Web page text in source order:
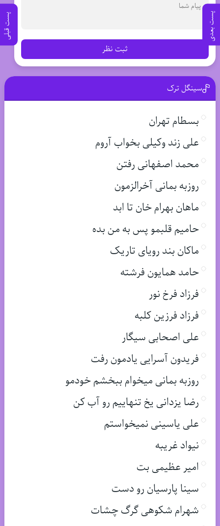
پست بعدی پست قبلی
ثبت نظر
سینگل ترک
بسطام تهران
علی زند وکیلی بخواب آروم
محمد اصفهانی رفتن
روزبه بمانی آخرالزمون
ماهان بهرام خان تا ابد
حامیم قلبمو پس به من بده
ماکان بند رویای تاریک
حامد همایون فرشته
فرزاد فرخ نور
فرزاد فرزین کلبه
علی اصحابی سیگار
فریدون آسرایی یادمون رفت
روزبه بمانی میخوام ببخشم خودمو
رضا یزدانی یخ تنهاییم رو آب کن
علی یاسینی نمیخواستم
نیواد غریبه
امیر عظیمی بت
سینا پارسیان رو دست
شهرام شکوهی گرگ چشات